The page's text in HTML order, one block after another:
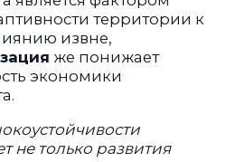
не только развития
центра, но и
поддержки
Бурик. –
эффективной
политики